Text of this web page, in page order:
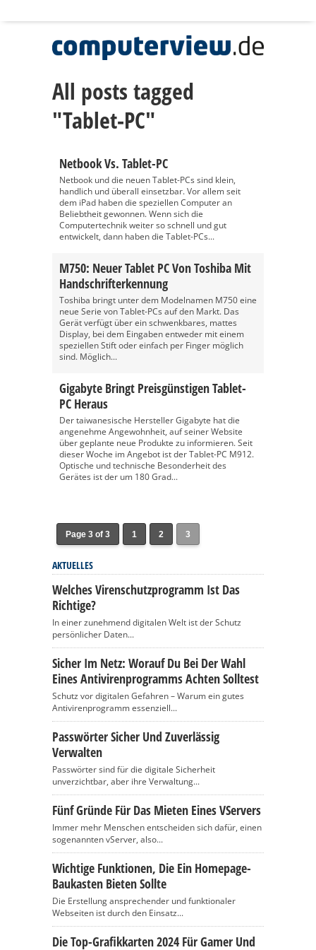
All posts tagged
"Tablet-PC"
Netbook Vs. Tablet-PC
Netbook und die neuen Tablet-PCs sind klein,
handlich und überall einsetzbar. Vor allem seit
dem iPad haben die speziellen Computer an
Beliebtheit gewonnen. Wenn sich die
Computertechnik weiter so schnell und gut
entwickelt, dann haben die Tablet-PCs...
M750: Neuer Tablet PC Von Toshiba Mit
Handschrifterkennung
Toshiba bringt unter dem Modelnamen M750 eine
neue Serie von Tablet-PCs auf den Markt. Das
Gerät verfügt über ein schwenkbares, mattes
Display, bei dem Eingaben entweder mit einem
speziellen Stift oder einfach per Finger möglich
sind. Möglich...
Gigabyte Bringt Preisgünstigen Tablet-
PC Heraus
Der taiwanesische Hersteller Gigabyte hat die
angenehme Angewohnheit, auf seiner Website
über geplante neue Produkte zu informieren. Seit
dieser Woche im Angebot ist der Tablet-PC M912.
Optische und technische Besonderheit des
Gerätes ist der um 180 Grad...
Page 3 of 3 1 2 3
AKTUELLES
Welches Virenschutzprogramm Ist Das
Richtige?
In einer zunehmend digitalen Welt ist der Schutz
persönlicher Daten...
Sicher Im Netz: Worauf Du Bei Der Wahl
Eines Antivirenprogramms Achten Solltest
Schutz vor digitalen Gefahren – Warum ein gutes
Antivirenprogramm essenziell...
Passwörter Sicher Und Zuverlässig
Verwalten
Passwörter sind für die digitale Sicherheit
unverzichtbar, aber ihre Verwaltung...
Fünf Gründe Für Das Mieten Eines VServers
Immer mehr Menschen entscheiden sich dafür, einen
sogenannten vServer, also...
Wichtige Funktionen, Die Ein Homepage-
Baukasten Bieten Sollte
Die Erstellung ansprechender und funktionaler
Webseiten ist durch den Einsatz...
Die Top-Grafikkarten 2024 Für Gamer Und